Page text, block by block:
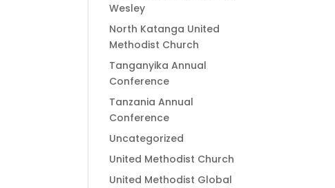
Wesley
North Katanga United
Methodist Church
Tanganyika Annual
Conference
Tanzania Annual
Conference
Uncategorized
United Methodist Church
United Methodist Global